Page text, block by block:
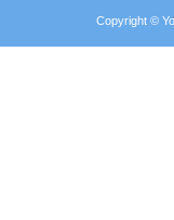
Copyright ©